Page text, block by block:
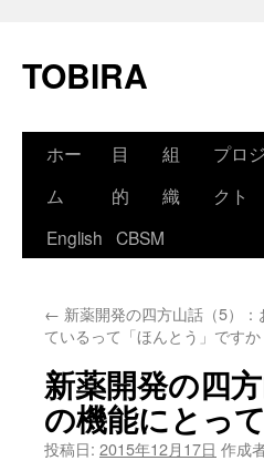
テ
ン
へ
TOBIRA
ホー
ム
目
的
組
織
プロ
クト
English CBSM
← 新薬開発の四方山話（5）
ているって「ほんとう」ですか
新薬開発の四
の機能にとっ
投稿日: 2015年12月17日 作成